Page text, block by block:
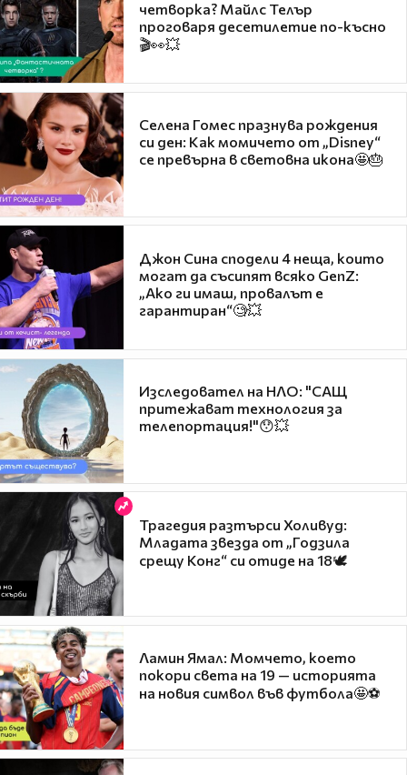
четворка? Майлс Телър
проговаря десетилетие по-късно
🎬👀💥
Селена Гомес празнува рождения
си ден: Как момичето от „Disney“
се превърна в световна икона🤩🎂
Джон Сина сподели 4 неща, които
могат да съсипят всяко GenZ:
„Ако ги имаш, провалът е
гарантиран“🧐💥
Изследовател на НЛО: "САЩ
притежават технология за
телепортация!"😯💥
Трагедия разтърси Холивуд:
Младата звезда от „Годзила
срещу Конг“ си отиде на 18🕊️
Ламин Ямал: Момчето, което
покори света на 19 — историята
на новия символ във футбола🤩⚽